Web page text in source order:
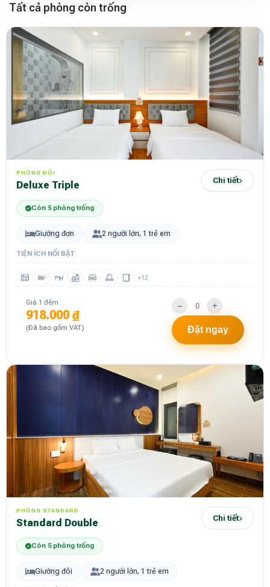
Tất cả phòng còn trống
PHÒNG ĐÔI
Deluxe Triple Chi tiết
Còn 5 phòng trống
Giường đơn 2 người lớn, 1 trẻ em
TIỆN ÍCH NỔI BẬT
+12
Giá 1 đêm
918.000 ₫
(Đã bao gồm VAT) Đặt ngay
PHÒNG STANDARD
Standard Double Chi tiết
Còn 5 phòng trống
Giường đôi 2 người lớn, 1 trẻ em